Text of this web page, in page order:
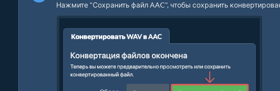
Нажмите "Сохранить файл AAC", чтобы сохранить